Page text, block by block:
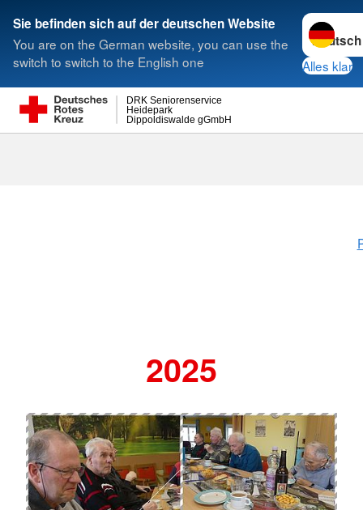
Sie befinden sich auf der deutschen Website
You are on the German website, you can use the
switch to switch to the English one
Sprache
Alles klar
Dippoldiswalde gGmbH
Heidepark
DRK Seniorenservice
Suche
2025